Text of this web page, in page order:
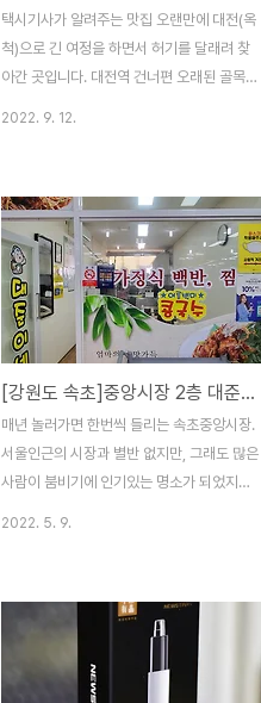
기 및 사용기는 개인적인 사비를 탈탙 털어
서 이곳 저곳에서 각종 포인트와 손품을 팔
아 구입하였습니다. 참고 하시기 바랍니다. )
택시기사가 알려주는 맛집 오랜만에 대전(옥
척)으로 긴 여정을 하면서 허기를 달래려 찾
아간 곳입니다. 대전역 건너편 오래된 골목길
바랍니다. 다행이 이날 앞쪽에 자리가 비어
급하게 칼국수만 먹고 차를 뺐습니다. 오도가
도 못하는 곳이지요. 제입맛에는 살짝 짠듯합
니다. 워낙 싱겁게 먹어서 그런것도 있고... 다
른 메뉴는 쳐다보기만 했습니다. 아쉽게 다음
을 기약하며... 대전 동구 대전로 825번길 11
042-253-6799 2022-02-23 ㅁ 맛 4
ㅁ 친 절 4 ㅁ 청 결 4 매우만족 5, 만족 4,
보통 3, 미흡 2, 매우미흡 1..
2022. 9. 12.
[강원도 속초]중앙시장 2층 대준이네
매년 놀러가면 한번씩 들리는 속초중앙시장.
서울인근의 시장과 별반 없지만, 그래도 많은
사람이 붐비기에 인기있는 명소가 되었지요.
자 2층에 위치한 식당에 갔습니다. 여러가지
메뉴도 있지만 돌솥비빔밥을 추천해 드립니
다. 신선한 재료에 특히 철마다 다른 냉이된
2022. 5. 9.